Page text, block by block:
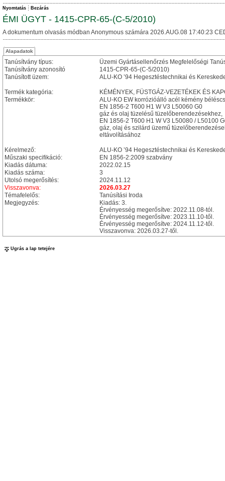
Nyomtatás Bezárás
ÉMI ÜGYT - 1415-CPR-65-(C-5/2010)
A dokumentum olvasás módban Anonymous számára 2026.AUG.08 17:40:23
Alapadatok
Tanúsítvány típus:
Üzemi Gyártásellenőrzés Megfelelőségi
Tanúsítvány azonosító
1415-CPR-65-(C-5/2010)
Tanúsított üzem:
ALU-KO ’94 Hegesztéstechnikai és
Termék kategória:
KÉMÉNYEK, FÜSTGÁZ-VEZETÉKEK ÉS
Termékkör:
ALU-KO EW korrózióálló acél kémény
EN 1856-2 T600 H1 W V3 L50060 G0
gáz és olaj tüzelésű tüzelőberendezésekhez,
EN 1856-2 T600 H1 W V3 L50080 / L50100
gáz, olaj és szilárd üzemű
eltávolításához
Kérelmező:
ALU-KO ’94 Hegesztéstechnikai és
Műszaki specifikáció:
EN 1856-2:2009 szabvány
Kiadás dátuma:
2022.02.15
Kiadás száma:
3
Utolsó megerősítés:
2024.11.12
Visszavonva:
2026.03.27
Témafelelős:
Tanúsítási Iroda
Megjegyzés:
Kiadás: 3.
Érvényesség megerősítve: 2022.11.08-tól.
Érvényesség megerősítve: 2023.11.10-től.
Érvényesség megerősítve: 2024.11.12-től.
Visszavonva: 2026.03.27-től.
Ugrás a lap tetejére